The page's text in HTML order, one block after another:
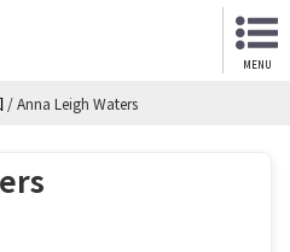
MENU
/Anna Leigh Waters